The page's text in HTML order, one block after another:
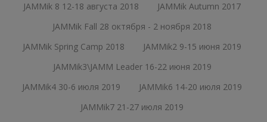
JAMMik 8 12-18 августа 2018
JAMMik Autumn 2017
JAMMik Fall 28 октября - 2 ноября 2018
JAMMik Spring Camp 2018
JAMMik2 9-15 июня 2019
JAMMik3\JAMM Leader 16-22 июня 2019
JAMMik4 30-6 июля 2019
JAMMik6 14-20 июля 2019
JAMMik7 21-27 июля 2019